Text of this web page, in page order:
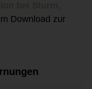
Download zur